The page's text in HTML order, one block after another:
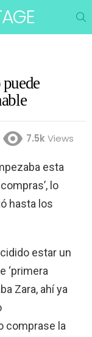
7.5kViews
esta
lo
hasta los
estar un
‘primera
Zara, ahí ya
comprase la